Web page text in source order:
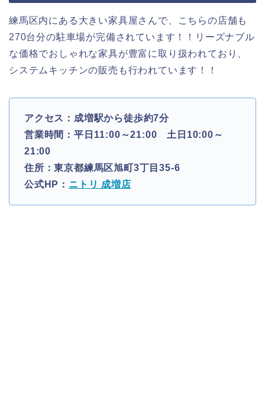
練馬区内にある大きい家具屋さんで、こちらの店舗も
270台分の駐車場が完備されています！！リーズナブル
な価格でおしゃれな家具が豊富に取り扱われており、
システムキッチンの販売も行われています！！
アクセス：成増駅から徒歩約7分
営業時間：平日11:00～21:00 土日10:00～
21:00
住所：東京都練馬区旭町3丁目35-6
公式HP： ニトリ 成増店